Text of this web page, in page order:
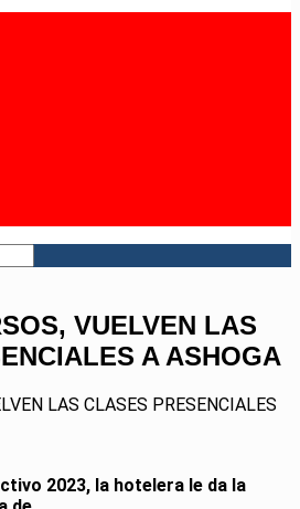
VUELVEN LAS
A ASHOGA
LAS CLASES PRESENCIALES
2023, la hotelera le da la